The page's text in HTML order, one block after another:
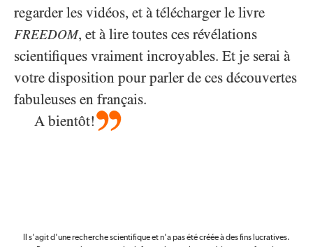
regarder les vidéos, et à télécharger le livre
FREEDOM, et à lire toutes ces révélations
scientifiques vraiment incroyables. Et je serai à
votre disposition pour parler de ces découvertes
fabuleuses en français.
A bientôt!
Il s'agit d'une recherche scientifique et n'a pas été créée à des fins lucratives.